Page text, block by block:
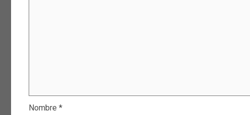
Nombre *